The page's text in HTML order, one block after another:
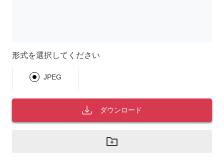
形式を選択してください
JPEG
ダウンロード